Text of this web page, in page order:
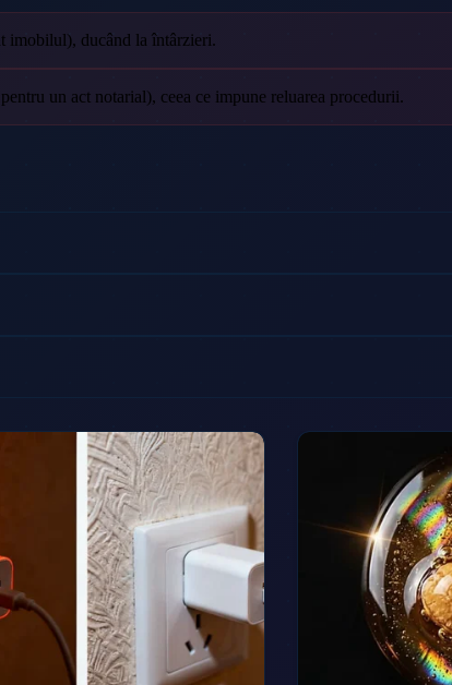
imobilul), ducând la întârzieri.
un act notarial), ceea ce impune reluarea procedurii.